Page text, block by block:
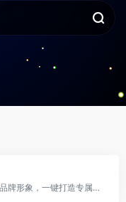
Logo与Icon生成器，轻松创建高质量品牌形象，一键打造专属视觉识别系统。